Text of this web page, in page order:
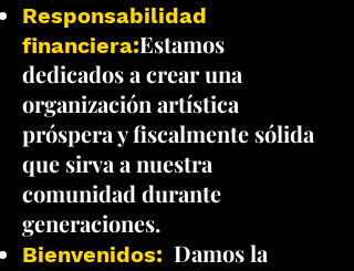
Responsabilidad
financiera:Estamos
dedicados a crear una
organización artística
próspera y fiscalmente sólida
que sirva a nuestra
comunidad durante
generaciones.
Bienvenidos: Damos la